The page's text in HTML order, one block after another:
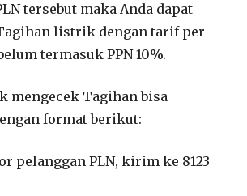
tersebut maka Anda dapat
listrik dengan tarif per
termasuk PPN 10%.
mengecek Tagihan bisa
format berikut:
pelanggan PLN, kirim ke 8123